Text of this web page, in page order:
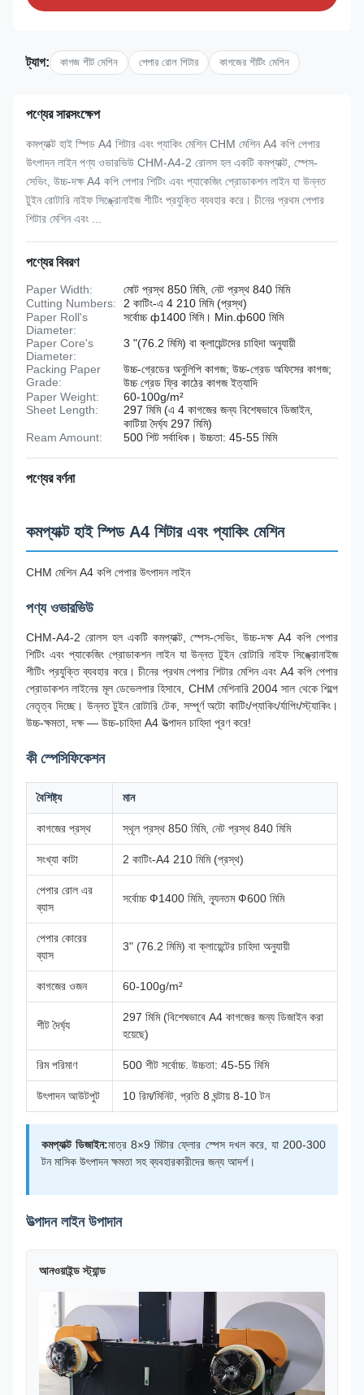
ট্যাগ: কাগজ শীট মেশিন পেপার রোল শিটার কাগজের শীটিং মেশিন
পণ্যের সারসংক্ষেপ
কমপ্যাক্ট হাই স্পিড A4 শিটার এবং প্যাকিং মেশিন CHM মেশিন A4 কপি পেপার
উৎপাদন লাইন পণ্য ওভারভিউ CHM-A4-2 রোলস হল একটি কমপ্যাক্ট, স্পেস-
সেভিং, উচ্চ-দক্ষ A4 কপি পেপার শিটিং এবং প্যাকেজিং প্রোডাকশন লাইন যা উন্নত
টুইন রোটারি নাইফ সিঙ্ক্রোনাইজ শীটিং প্রযুক্তি ব্যবহার করে। চীনের প্রথম পেপার
শিটার মেশিন এবং ...
পণ্যের বিবরণ
Paper Width:
মোট প্রস্থ 850 মিমি, নেট প্রস্থ 840 মিমি
Cutting Numbers:
2 কাটিং-এ 4 210 মিমি (প্রস্থ)
Paper Roll's
Diameter:
সর্বোচ্চ ф1400 মিমি। Min.ф600 মিমি
Paper Core's
Diameter:
3 "(76.2 মিমি) বা ক্লায়েন্টদের চাহিদা অনুযায়ী
Packing Paper
Grade:
উচ্চ-গ্রেডের অনুলিপি কাগজ; উচ্চ-গ্রেড অফিসের কাগজ;
উচ্চ গ্রেড ফ্রি কাঠের কাগজ ইত্যাদি
Paper Weight:
60-100g/m²
Sheet Length:
297 মিমি (এ 4 কাগজের জন্য বিশেষভাবে ডিজাইন,
কাটিয়া দৈর্ঘ্য 297 মিমি)
Ream Amount:
500 শিট সর্বাধিক। উচ্চতা: 45-55 মিমি
পণ্যের বর্ণনা
কমপ্যাক্ট হাই স্পিড A4 শিটার এবং প্যাকিং মেশিন
CHM মেশিন A4 কপি পেপার উৎপাদন লাইন
পণ্য ওভারভিউ
CHM-A4-2 রোলস হল একটি কমপ্যাক্ট, স্পেস-সেভিং, উচ্চ-দক্ষ A4 কপি পেপার
শিটিং এবং প্যাকেজিং প্রোডাকশন লাইন যা উন্নত টুইন রোটারি নাইফ সিঙ্ক্রোনাইজ
শীটিং প্রযুক্তি ব্যবহার করে। চীনের প্রথম পেপার শিটার মেশিন এবং A4 কপি পেপার
প্রোডাকশন লাইনের মূল ডেভেলপার হিসাবে, CHM মেশিনারি 2004 সাল থেকে শিল্পে
নেতৃত্ব দিচ্ছে। উন্নত টুইন রোটারি টেক, সম্পূর্ণ অটো কাটিং/প্যাকিং/র্যাপিং/স্ট্যাকিং।
উচ্চ-ক্ষমতা, দক্ষ — উচ্চ-চাহিদা A4 উত্পাদন চাহিদা পূরণ করে!
কী স্পেসিফিকেশন
বৈশিষ্ট্য মান
কাগজের প্রস্থ স্থূল প্রস্থ 850 মিমি, নেট প্রস্থ 840 মিমি
সংখ্যা কাটা 2 কাটিং-A4 210 মিমি (প্রস্থ)
পেপার রোল এর
ব্যাস
সর্বোচ্চ Ф1400 মিমি, ন্যূনতম Ф600 মিমি
পেপার কোরের
ব্যাস
3" (76.2 মিমি) বা ক্লায়েন্টের চাহিদা অনুযায়ী
কাগজের ওজন 60-100g/m²
শীট দৈর্ঘ্য
297 মিমি (বিশেষভাবে A4 কাগজের জন্য ডিজাইন করা
হয়েছে)
রিম পরিমাণ 500 শীট সর্বোচ্চ. উচ্চতা: 45-55 মিমি
উৎপাদন আউটপুট 10 রিম/মিনিট, প্রতি 8 ঘন্টায় 8-10 টন
কমপ্যাক্ট ডিজাইন:মাত্র 8×9 মিটার ফ্লোর স্পেস দখল করে, যা 200-300
টন মাসিক উৎপাদন ক্ষমতা সহ ব্যবহারকারীদের জন্য আদর্শ।
উত্পাদন লাইন উপাদান
আনওয়াইন্ড স্ট্যান্ড